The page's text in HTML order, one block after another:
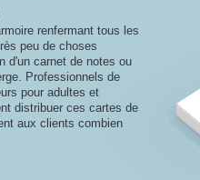
renfermant tous les
peu de choses
d'un carnet de notes ou
Professionnels de
pour adultes et
distribuer ces cartes de
aux clients combien